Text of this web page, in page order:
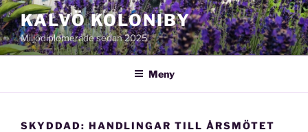
Hoppa
till
innehåll
KALVÖ KOLONIBY
Miljödiplomerade sedan 2025
Meny
SKYDDAD: HANDLINGAR TILL ÅRSMÖTET